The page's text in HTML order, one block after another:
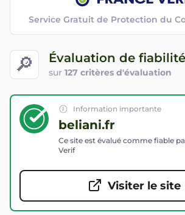
🔎 Évaluation de fiabilité
sur 127 critères d'évaluation
Service Gratuit de Protection du
Information importante
beliani.fr
Ce site est évalué comme fiable
Verif
Visiter le site